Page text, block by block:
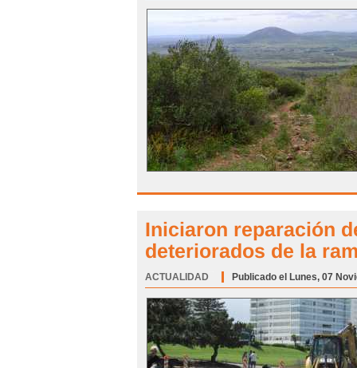
Iniciaron reparación
deteriorados de la
ACTUALIDAD Publicado el Lunes, 07